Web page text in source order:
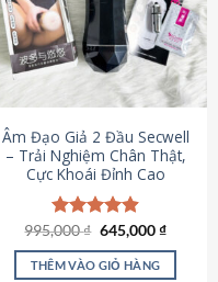
Âm Đạo Giả 2 Đầu Secwell
– Trải Nghiệm Chân Thật,
Cực Khoái Đỉnh Cao
Được xếp
hạng4.88
5 sao
995,000₫ Giá
là:
995,000 ₫.
645,000₫Giá
tại
THÊM VÀO GIỎ HÀNG